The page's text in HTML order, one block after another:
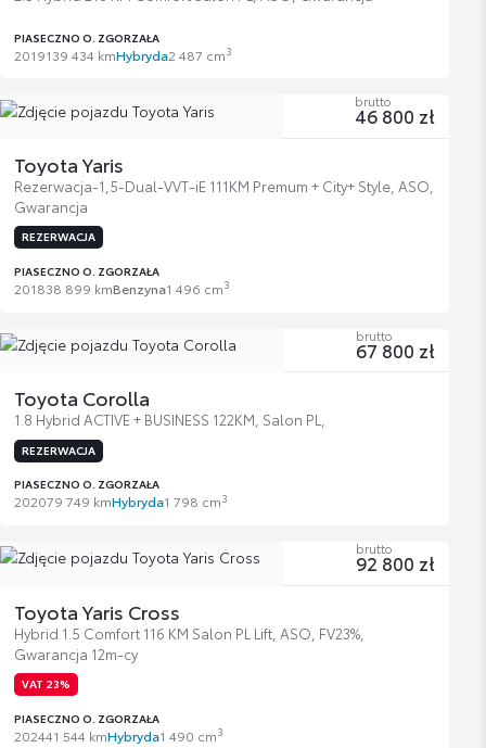
PIASECZNO O. ZGORZAŁA
2019139 434 kmHybryda2 487 cm3
Toyota Yaris
Rezerwacja-1,5-Dual-VVT-iE 111KM Premum + City+ Style, ASO,
Gwarancja
REZERWACJA
PIASECZNO O. ZGORZAŁA
201838 899 kmBenzyna1 496 cm3
brutto
46 800 zł
Toyota Corolla
1.8 Hybrid ACTIVE + BUSINESS 122KM, Salon PL,
REZERWACJA
PIASECZNO O. ZGORZAŁA
202079 749 kmHybryda1 798 cm3
brutto
67 800 zł
Toyota Yaris Cross
Hybrid 1.5 Comfort 116 KM Salon PL Lift, ASO, FV23%,
Gwarancja 12m-cy
VAT 23%
PIASECZNO O. ZGORZAŁA
202441 544 kmHybryda1 490 cm3
brutto
92 800 zł